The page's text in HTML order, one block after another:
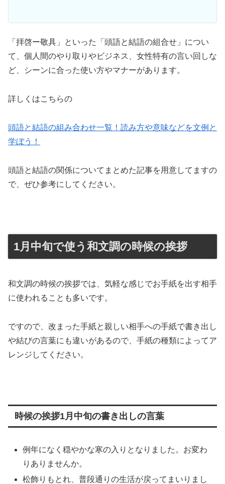
「拝啓ー敬具」といった「頭語と結語の組合せ」につい
て、個人間のやり取りやビジネス、女性特有の言い回しな
ど、シーンに合った使い方やマナーがあります。
詳しくはこちらの
頭語と結語の組み合わせ一覧！読み方や意味などを文例と
学ぼう！
頭語と結語の関係についてまとめた記事を用意してますの
で、ぜひ参考にしてください。
1月中旬で使う和文調の時候の挨拶
和文調の時候の挨拶では、気軽な感じでお手紙を出す相手
に使われることも多いです。
ですので、改まった手紙と親しい相手への手紙で書き出し
や結びの言葉にも違いがあるので、手紙の種類によってア
レンジしてください。
時候の挨拶1月中旬の書き出しの言葉
例年になく穏やかな寒の入りとなりました。お変わ
りありませんか。
松飾りもとれ、普段通りの生活が戻ってまいりまし